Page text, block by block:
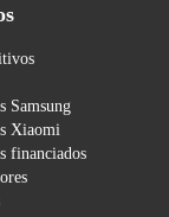
Samsung
Xiaomi
financiados